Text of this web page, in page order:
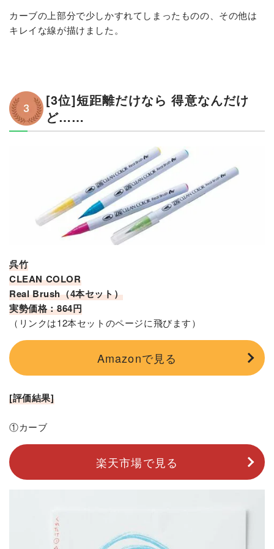
カーブの上部分で少しかすれてしまったものの、その他は
キレイな線が描けました。
[3位]短距離だけなら 得意なんだけ
ど……
呉竹
CLEAN COLOR
Real Brush（4本セット）
実勢価格：864円
（リンクは12本セットのページに飛びます）
Amazonで見る
[評価結果]
①カーブ
楽天市場で見る